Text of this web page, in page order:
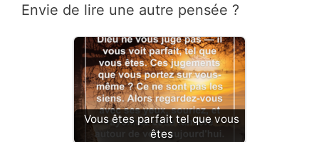
Envie de lire une autre pensée ?
Vous êtes parfait tel que vous
êtes